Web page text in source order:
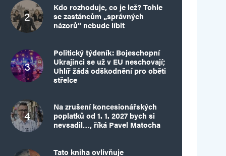
Kdo rozhoduje, co je lež? Tohle
se zastáncům „správných
názorů“ nebude líbit
Politický týdeník: Bojeschopní
Ukrajinci se už v EU neschovají;
Uhlíř žádá odškodnění pro oběti
střelce
Na zrušení koncesionářských
poplatků od 1. 1. 2027 bych si
nevsadil…, říká Pavel Matocha
Tato kniha ovlivňuje